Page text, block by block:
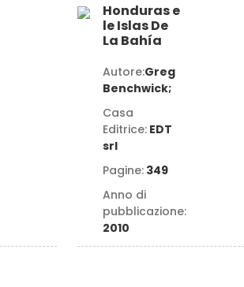
Honduras e
le Islas De
La Bahía
Autore:Greg
Benchwick;
Casa
Editrice: EDT
srl
Pagine: 349
Anno di
pubblicazione:
2010